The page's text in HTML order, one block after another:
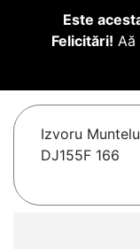
Este
Felicitări! Aă
Izvoru
DJ155F 166